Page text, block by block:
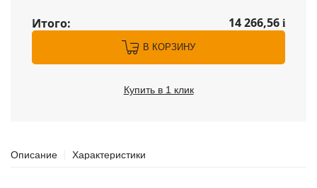
Итого: 14 266,56 i
В КОРЗИНУ
Купить в 1 клик
Описание Характеристики